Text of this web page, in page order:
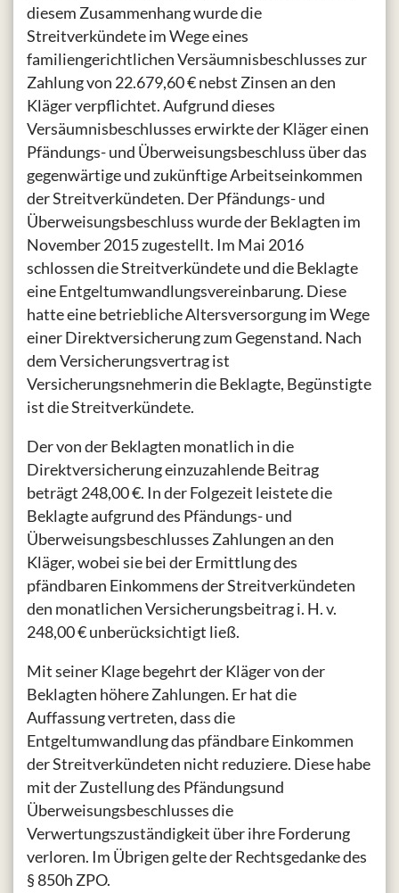
diesem Zusammenhang wurde die
Streitverkündete im Wege eines
familiengerichtlichen Versäumnisbeschlusses zur
Zahlung von 22.679,60 € nebst Zinsen an den
Kläger verpflichtet. Aufgrund dieses
Versäumnisbeschlusses erwirkte der Kläger einen
Pfändungs- und Überweisungsbeschluss über das
gegenwärtige und zukünftige Arbeitseinkommen
der Streitverkündeten. Der Pfändungs- und
Überweisungsbeschluss wurde der Beklagten im
November 2015 zugestellt. Im Mai 2016
schlossen die Streitverkündete und die Beklagte
eine Entgeltumwandlungsvereinbarung. Diese
hatte eine betriebliche Altersversorgung im Wege
einer Direktversicherung zum Gegenstand. Nach
dem Versicherungsvertrag ist
Versicherungsnehmerin die Beklagte, Begünstigte
ist die Streitverkündete.
Der von der Beklagten monatlich in die
Direktversicherung einzuzahlende Beitrag
beträgt 248,00 €. In der Folgezeit leistete die
Beklagte aufgrund des Pfändungs- und
Überweisungsbeschlusses Zahlungen an den
Kläger, wobei sie bei der Ermittlung des
pfändbaren Einkommens der Streitverkündeten
den monatlichen Versicherungsbeitrag i. H. v.
248,00 € unberücksichtigt ließ.
Mit seiner Klage begehrt der Kläger von der
Beklagten höhere Zahlungen. Er hat die
Auffassung vertreten, dass die
Entgeltumwandlung das pfändbare Einkommen
der Streitverkündeten nicht reduziere. Diese habe
mit der Zustellung des Pfändungsund
Überweisungsbeschlusses die
Verwertungszuständigkeit über ihre Forderung
verloren. Im Übrigen gelte der Rechtsgedanke des
§ 850h ZPO.